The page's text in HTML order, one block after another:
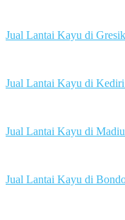
Jual Lantai Kayu di
Jual Lantai Kayu di
Jual Lantai Kayu di
Jual Lantai Kayu di